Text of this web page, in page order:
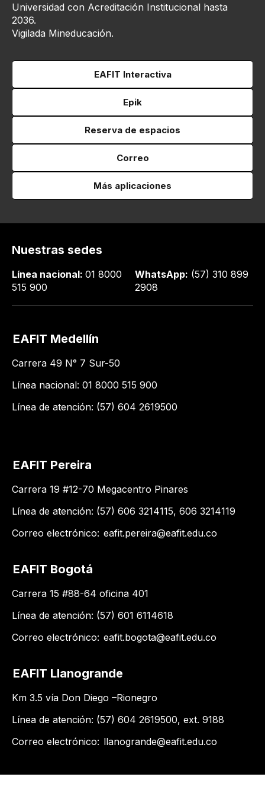
Universidad con Acreditación Institucional hasta
2036.
Vigilada Mineducación.
EAFIT Interactiva
Epik
Reserva de espacios
Correo
Más aplicaciones
Nuestras sedes
Línea nacional: 01 8000
515 900
WhatsApp: (57) 310 899
2908
EAFIT Medellín
Carrera 49 N° 7 Sur-50
Línea nacional: 01 8000 515 900
Línea de atención: (57) 604 2619500
EAFIT Pereira
Carrera 19 #12-70 Megacentro Pinares
Línea de atención: (57) 606 3214115, 606 3214119
Correo electrónico: eafit.pereira@eafit.edu.co
EAFIT Bogotá
Carrera 15 #88-64 oficina 401
Línea de atención: (57) 601 6114618
Correo electrónico: eafit.bogota@eafit.edu.co
EAFIT Llanogrande
Km 3.5 vía Don Diego –Rionegro
Línea de atención: (57) 604 2619500​, ext. 9188
Correo electrónico: llanogrande@eafit.edu.co